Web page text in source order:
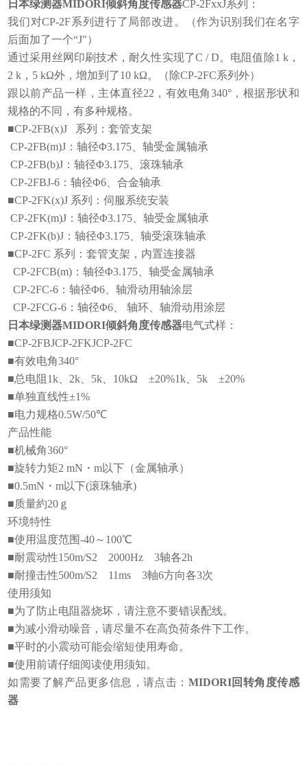
日本绿测器MIDORI倾斜角度传感器CP-2FxxJ系列：
我们对CP-2F系列进行了局部改进。（作为识别我们在名字
后面加了一个“J"）
通过采用丝网印刷技术，耐久性实现了C / D。电阻值除1 k，
2 k，5 kΩ外，增加到了10 kΩ。（除CP-2FC系列外）
跟以前产品一样，主体直径22，有效电角340°，根据形状和
规格的不同，有多种规格。
■CP-2FB(x)J 系列：套管支架
CP-2FB(m)J：轴径Φ3.175、轴受金属轴承
CP-2FB(b)J：轴径Φ3.175、滚珠轴承
CP-2FBJ-6：轴径Φ6、合金轴承
■CP-2FK(x)J 系列：伺服系统安装
CP-2FK(m)J：轴径Φ3.175、轴受金属轴承
CP-2FK(b)J：轴径Φ3.175、轴受滚珠轴承
■CP-2FC 系列：套管支架，内置连接器
CP-2FCB(m)：轴径Φ3.175、轴受金属轴承
CP-2FC-6：轴径Φ6、轴滑动用轴涂层
CP-2FCG-6：轴径Φ6、 轴环、轴滑动用涂层
日本绿测器MIDORI倾斜角度传感器电气式样：
■CP-2FBJCP-2FKJCP-2FC
■有效电角340°
■总电阻1k、2k、5k、10kΩ ±20%1k、5k ±20%
■单独直线性±1%
■电力规格0.5W/50℃
产品性能
■机械角360°
■旋转力矩2 mN・m以下（金属轴承）
■0.5mN・m以下(滚珠轴承)
■质量約20ｇ
环境特性
■使用温度范围-40～100℃
■耐震动性150m/S2 2000Hz 3轴各2h
■耐撞击性500m/S2 11ms 3軸6方向各3次
使用须知
■为了防止电阻器烧坏，请注意不要错误配线。
■为减小滑动噪音，请尽量不在高负荷条件下工作。
■平时的小震动可能会缩短使用寿命。
■使用前请仔细阅读使用须知。
如需要了解产品更多信息，请点击： MIDORI回转角度传感
器